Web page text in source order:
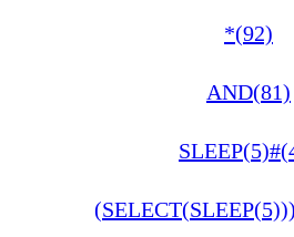
*(92)
AND(81)